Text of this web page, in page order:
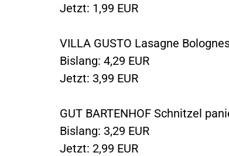
Jetzt: 1,99 EUR
VILLA GUSTO Lasagne
Bislang: 4,29 EUR
Jetzt: 3,99 EUR
GUT BARTENHOF Schnitzel
Bislang: 3,29 EUR
Jetzt: 2,99 EUR